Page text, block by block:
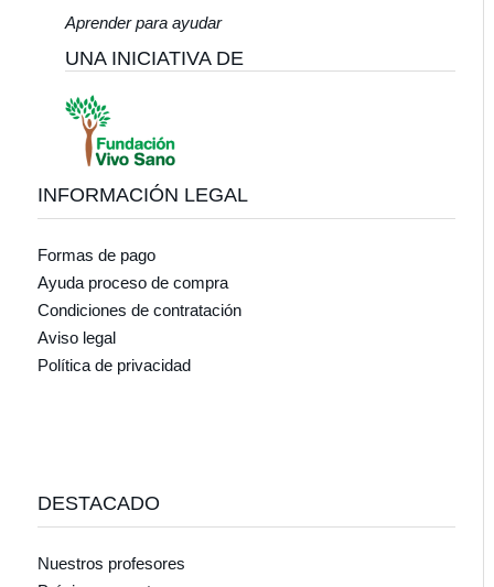
Aprender para ayudar
UNA INICIATIVA DE
INFORMACIÓN LEGAL
Formas de pago
Ayuda proceso de compra
Condiciones de contratación
Aviso legal
Política de privacidad
DESTACADO
Nuestros profesores